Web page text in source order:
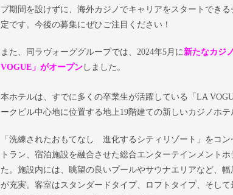
プ期間を設けずに、海外カジノでキャリアをスタートでき
定です。今後の募集にぜひご注目ください！
また、同ラヴォーググループでは、2024年5月に新たなカジ
VOGUE」がオープンしました。
本ホテルは、すでに多くの卒業生が活躍している「LA
ークビル中心地に位置する地上19階建ての新しいカジノホテ
「洗練されたおもてなし 進化するシティリゾート」をコン
トラン、宿泊施設を融合させた総合エンターテインメント
た。施設内には、眺望の良いプールやサウナエリアなど、
が充実。客室はスタンダードタイプ、ロフトタイプ、そして